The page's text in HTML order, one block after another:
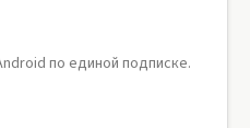
по единой подписке.